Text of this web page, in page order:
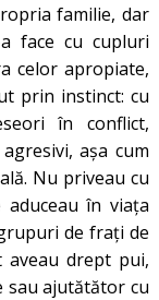
familie, dar
face cu cupluri
celor apropiate,
prin instinct: cu
în conflict,
așa cum
Nu priveau cu
în viața
de frați de
aveau drept pui,
ajutătător cu